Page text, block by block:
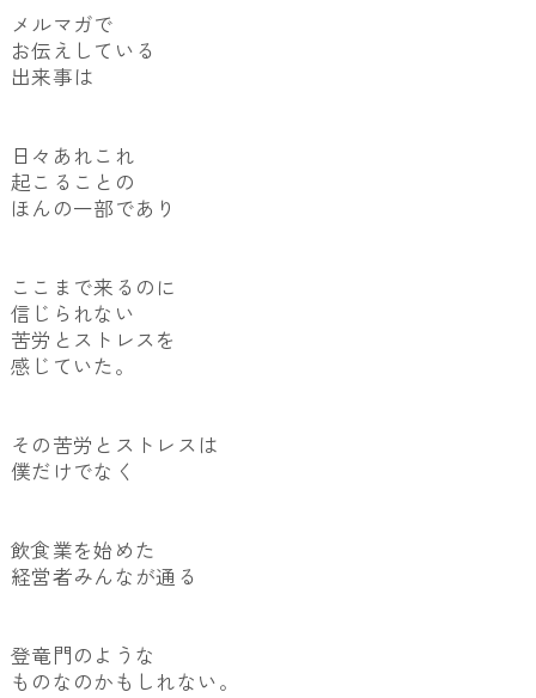
メルマガで
お伝えしている
出来事は
日々あれこれ
起こることの
ほんの一部であり
ここまで来るのに
信じられない
苦労とストレスを
感じていた。
その苦労とストレスは
僕だけでなく
飲食業を始めた
経営者みんなが通る
登竜門のような
ものなのかもしれない。